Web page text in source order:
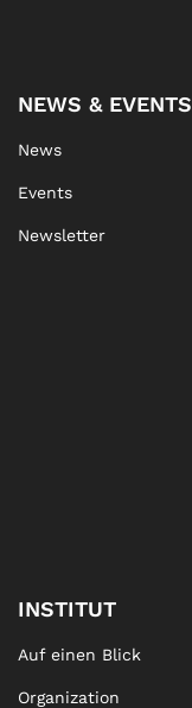
NEWS & EVENTS
News
Events
Newsletter
INSTITUT
Auf einen Blick
Organization